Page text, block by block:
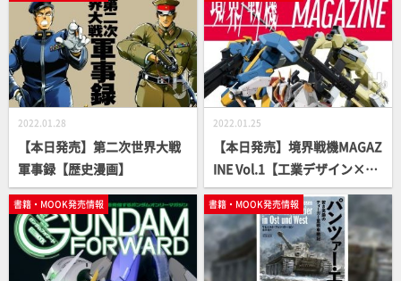
2022.01.28
【本日発売】第二次世界大戦
軍事録【歴史漫画】
2022.01.25
【本日発売】境界戦機MAGAZ
INE Vol.1【工業デザイン×最
新ロボット＝???】
書籍・MOOK発売情報 書籍・MOOK発売情報